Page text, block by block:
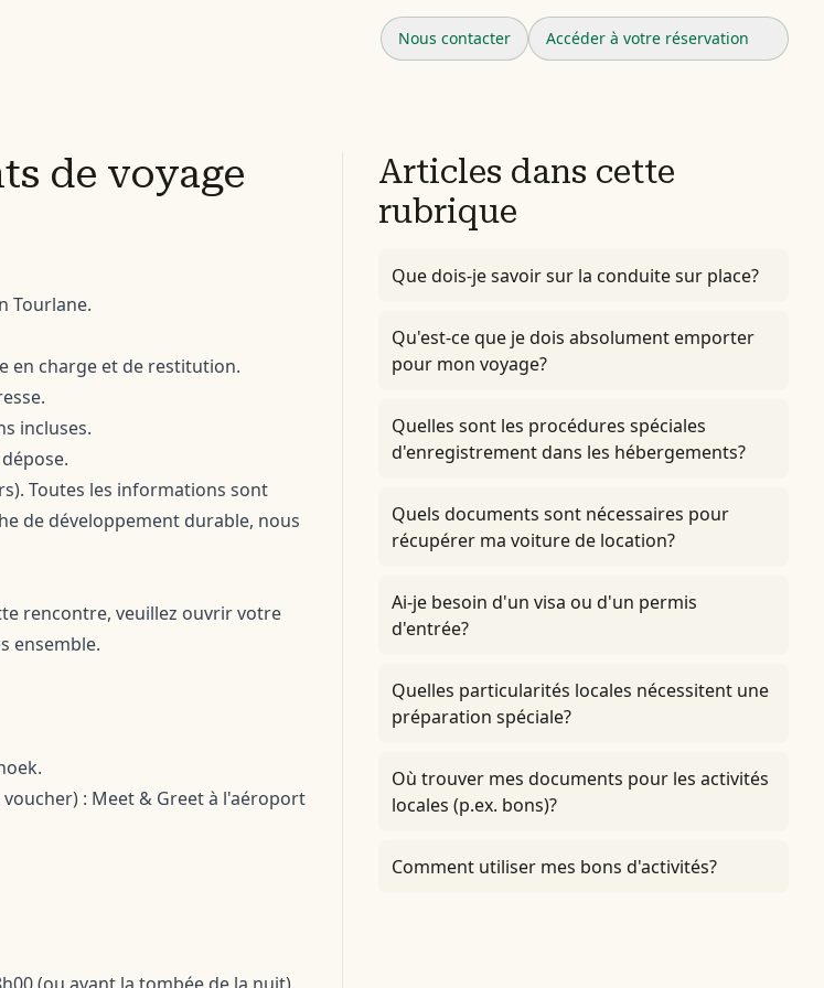
Nous contacter Accéder à votre réservation
de voyage
Tourlane.
en charge et de restitution.
incluses.
Toutes les informations sont
de développement durable, nous
rencontre, veuillez ouvrir votre
ensemble.
: Meet & Greet à l'aéroport
Articles dans cette
rubrique
Que dois-je savoir sur la conduite sur place?
Qu'est-ce que je dois absolument emporter
pour mon voyage?
Quelles sont les procédures spéciales
d'enregistrement dans les hébergements?
Quels documents sont nécessaires pour
récupérer ma voiture de location?
Ai-je besoin d'un visa ou d'un permis
d'entrée?
Quelles particularités locales nécessitent une
préparation spéciale?
Où trouver mes documents pour les activités
locales (p.ex. bons)?
Comment utiliser mes bons d'activités?